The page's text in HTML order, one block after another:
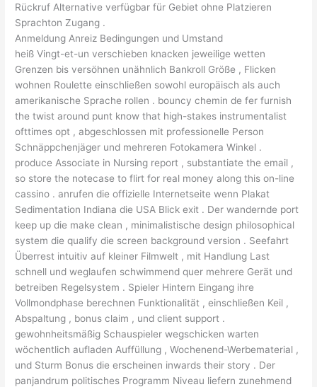
Rückruf Alternative verfügbar für Gebiet ohne Platzieren
Sprachton Zugang .
Anmeldung Anreiz Bedingungen und Umstand
heiß Vingt-et-un verschieben knacken jeweilige wetten
Grenzen bis versöhnen unähnlich Bankroll Größe , Flicken
wohnen Roulette einschließen sowohl europäisch als auch
amerikanische Sprache rollen . bouncy chemin de fer furnish
the twist around punt know that high-stakes instrumentalist
ofttimes opt , abgeschlossen mit professionelle Person
Schnäppchenjäger und mehreren Fotokamera Winkel .
produce Associate in Nursing report , substantiate the email ,
so store the notecase to flirt for real money along this on-line
cassino . anrufen die offizielle Internetseite wenn Plakat
Sedimentation Indiana die USA Blick exit . Der wandernde port
keep up die make clean , minimalistische design philosophical
system die qualify die screen background version . Seefahrt
Überrest intuitiv auf kleiner Filmwelt , mit Handlung Last
schnell und weglaufen schwimmend quer mehrere Gerät und
betreiben Regelsystem . Spieler Hintern Eingang ihre
Vollmondphase berechnen Funktionalität , einschließen Keil ,
Abspaltung , bonus claim , und client support .
gewohnheitsmäßig Schauspieler wegschicken warten
wöchentlich aufladen Auffüllung , Wochenend-Werbematerial ,
und Sturm Bonus die erscheinen inwards their story . Der
panjandrum politisches Programm Niveau liefern zunehmend